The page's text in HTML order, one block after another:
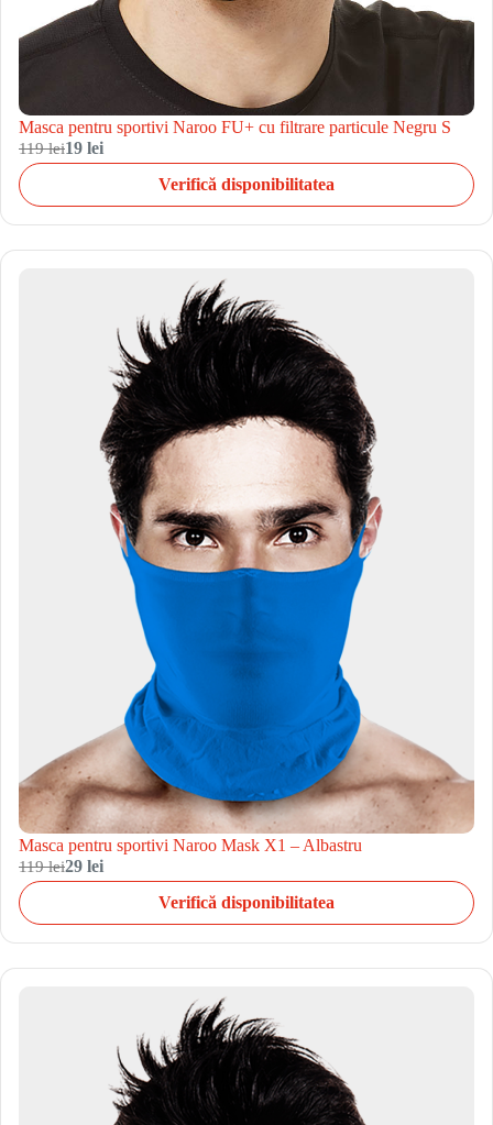
Masca pentru sportivi Naroo FU+ cu filtrare particule Negru S
119 lei19 lei
Verifică disponibilitatea
Masca pentru sportivi Naroo Mask X1 – Albastru
119 lei29 lei
Verifică disponibilitatea